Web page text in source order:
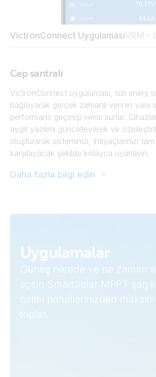
VictronConnect UygulamasıVRM -
Cep santrali
VictronConnect uygulaması, sizi enerji
bağlayarak gerçek zamanlı verinin yanı
performans geçmişi verisi sunar. Cihazlar
aygıt yazılımı güncelleyerek ve
oluşturarak sisteminizi, ihtiyaçlarınızı
karşılayacak şekilde kolayca uyarlayın.
Daha fazla bilgi edin
Uygulamalar
Güneş nerede ve ne zaman
açsın SmartSolar MPPT şarj
birimi panellerinizden
toplar.